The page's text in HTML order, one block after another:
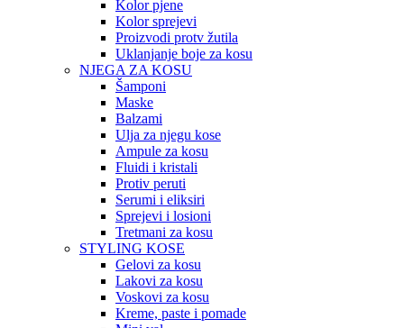
Kolor pjene
Kolor sprejevi
Proizvodi protv žutila
Uklanjanje boje za kosu
NJEGA ZA KOSU
Šamponi
Maske
Balzami
Ulja za njegu kose
Ampule za kosu
Fluidi i kristali
Protiv peruti
Serumi i eliksiri
Sprejevi i losioni
Tretmani za kosu
STYLING KOSE
Gelovi za kosu
Lakovi za kosu
Voskovi za kosu
Kreme, paste i pomade